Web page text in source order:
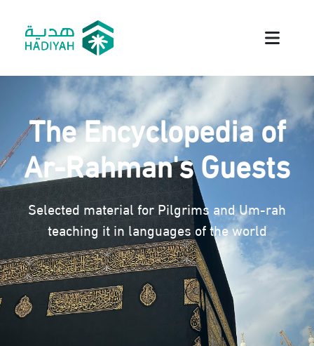
The Encyclopedia of
Ar-Rahman's Guests
Selected material for Pilgrims and Um-rah
teaching it in languages of the world